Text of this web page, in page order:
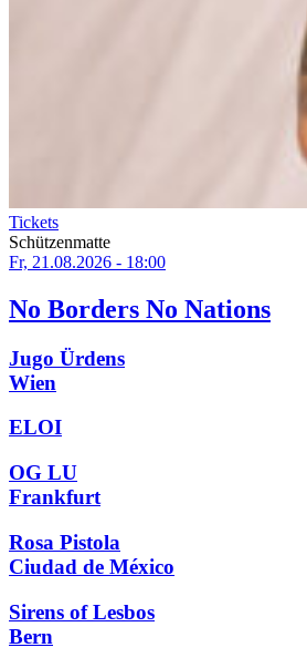
Tickets
Schützenmatte
Fr, 21.08.2026 - 18:00
No Borders No Nations
Jugo Ürdens
Wien
ELOI
OG LU
Frankfurt
Rosa Pistola
Ciudad de México
Sirens of Lesbos
Bern